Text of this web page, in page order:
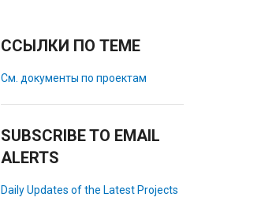
ССЫЛКИ ПО ТЕМЕ
См. документы по проектам
SUBSCRIBE TO EMAIL
ALERTS
Daily Updates of the Latest Projects